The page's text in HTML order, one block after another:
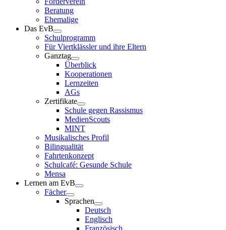
Beratung
Ehemalige
Das EvB
Schulprogramm
Für Viertklässler und ihre Eltern
Ganztag
Überblick
Kooperationen
Lernzeiten
AGs
Zertifikate
Schule gegen Rassismus
MedienScouts
MINT
Musikalisches Profil
Bilingualität
Fahrtenkonzept
Schulcafé: Gesunde Schule
Mensa
Lernen am EvB
Fächer
Sprachen
Deutsch
Englisch
Französisch